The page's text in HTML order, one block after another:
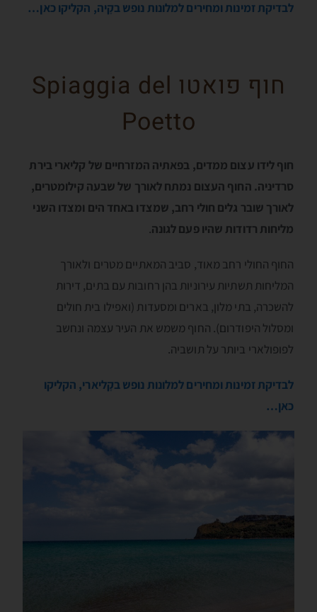
לבדיקת זמינות ומחירים למלונות נופש בקָיה, הקליקו כאן…
חוף פואטו Spiaggia del
Poetto
חוף לידו עצום ממדים, בפאתיה המזרחיים של קליארי בירת
סרדיניה. החוף העצום נמתח לאורך של שבעה קילומטרים,
לאורך שובר גלים חולי רחב, שמצדו באחד הים ומצדו השני
מליחות רדודות שהיו פעם לגונה.
החוף החולי רחב מאוד, סביב המאתיים מטרים ולאורך
המליחות תשתיות עירוניות בהן רחובות עם בתים, דירות
להשכרה, בתי מלון, בארים ומסעדות (ואפילו בית חולים
ומסלול היפודרום). החוף משמש את העיר עצמה ונחשב
לפופולארי ביותר על תושביה.
לבדיקת זמינות ומחירים למלונות נופש בקָליארי, הקליקו
כאן…